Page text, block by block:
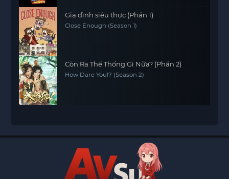
Gia đình siêu thực (Phần 1)
Close Enough (Season 1)
Còn Ra Thể Thống Gì Nữa? (Phần 2)
How Dare You!? (Season 2)